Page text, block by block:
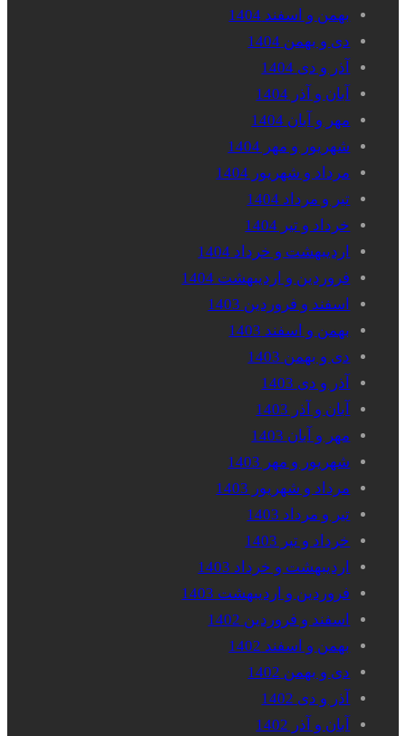
بهمن و اسفند 1404
دی و بهمن 1404
آذر و دی 1404
آبان و آذر 1404
مهر و آبان 1404
شهریور و مهر 1404
مرداد و شهریور 1404
تیر و مرداد 1404
خرداد و تیر 1404
اردیبهشت و خرداد 1404
فروردین و اردیبهشت 1404
اسفند و فروردین 1403
بهمن و اسفند 1403
دی و بهمن 1403
آذر و دی 1403
آبان و آذر 1403
مهر و آبان 1403
شهریور و مهر 1403
مرداد و شهریور 1403
تیر و مرداد 1403
خرداد و تیر 1403
اردیبهشت و خرداد 1403
فروردین و اردیبهشت 1403
اسفند و فروردین 1402
بهمن و اسفند 1402
دی و بهمن 1402
آذر و دی 1402
آبان و آذر 1402